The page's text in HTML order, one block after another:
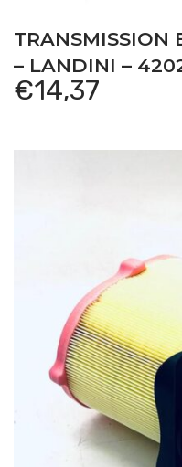
TRANSMISSION
– LANDINI –
€14,37